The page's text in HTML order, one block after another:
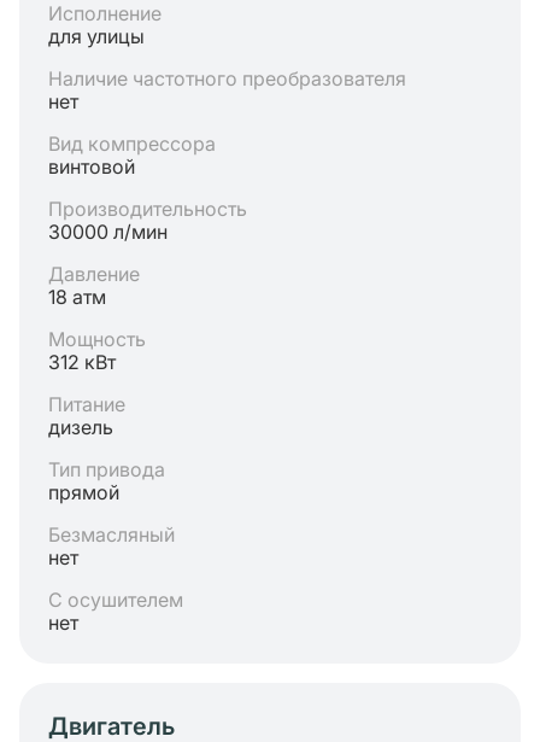
Исполнение
для улицы
Наличие частотного преобразователя
нет
Вид компрессора
винтовой
Производительность
30000 л/мин
Давление
18 атм
Мощность
312 кВт
Питание
дизель
Тип привода
прямой
Безмасляный
нет
С осушителем
нет
Двигатель